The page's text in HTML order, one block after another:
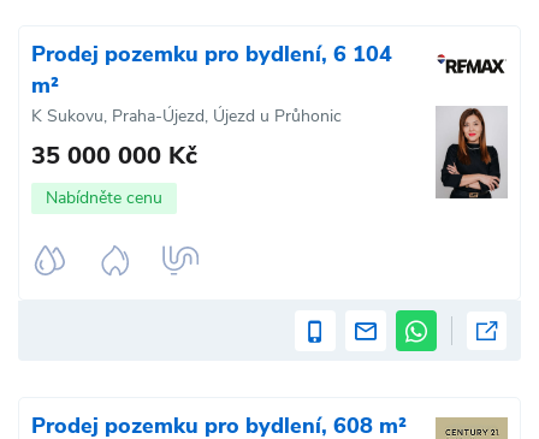
Prodej pozemku pro bydlení, 6 104
m²
K Sukovu, Praha-Újezd, Újezd u Průhonic
35 000 000 Kč
Nabídněte cenu
Prodej pozemku pro bydlení, 608 m²